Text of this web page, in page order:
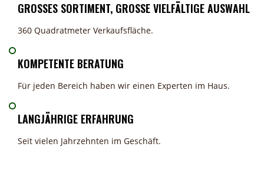
GROSSES SORTIMENT, GROSSE VIELFÄLTIGE AUSWAHL
360 Quadratmeter Verkaufsfläche.
KOMPETENTE BERATUNG
Für jeden Bereich haben wir einen Experten im Haus.
LANGJÄHRIGE ERFAHRUNG
Seit vielen Jahrzehnten im Geschäft.